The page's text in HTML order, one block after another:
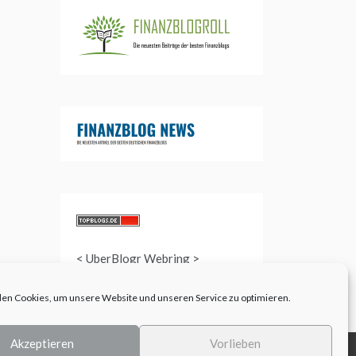
Cookies, um unsere Website und unseren Service zu optimieren.
Akzeptieren Vorlieben
< UberBlogr Webring >